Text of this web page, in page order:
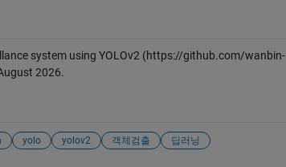
system using YOLOv2 (https://github.com/wanbin-
2026.
yolo yolov2 객체검출 딥러닝